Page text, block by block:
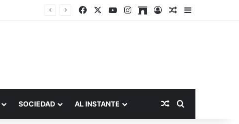
FacebookYouTubeInstagram
ArchiveAccesoPublicación al
Barra lateral
SOCIEDAD AL INSTANTE Publicación al
Buscar por